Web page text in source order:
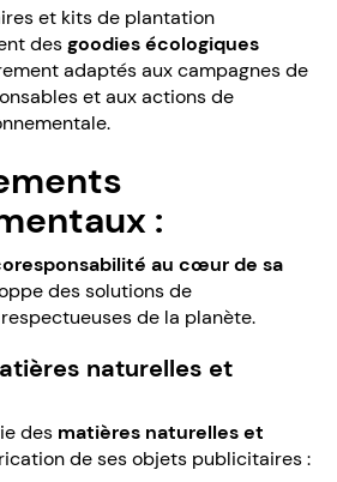
et kits de plantation
desgoodies écologiques
adaptés aux campagnes de
et aux actions de
:
au cœur de sa
des solutions de
de la planète.
naturelles et
des matières naturelles et
de ses objets publicitaires :